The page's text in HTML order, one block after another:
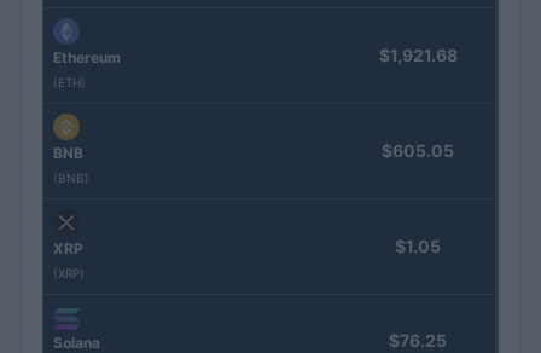
Ethereum
(ETH)
$1,921.68
BNB
(BNB)
$605.05
XRP
(XRP)
$1.05
Solana $76.25